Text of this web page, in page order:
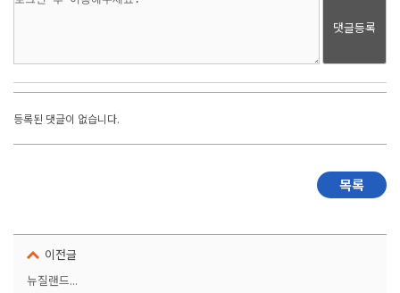
댓글등록
등록된 댓글이 없습니다.
목록
이전글
뉴질랜드...